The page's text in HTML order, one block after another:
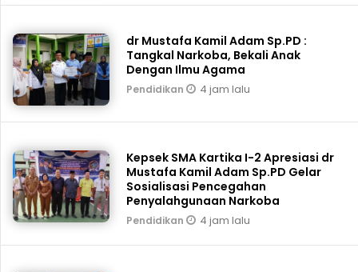
dr Mustafa Kamil Adam Sp.PD :
Tangkal Narkoba, Bekali Anak
Dengan Ilmu Agama
Pendidikan 4 jam lalu
Kepsek SMA Kartika I-2 Apresiasi dr
Mustafa Kamil Adam Sp.PD Gelar
Sosialisasi Pencegahan
Penyalahgunaan Narkoba
Pendidikan 4 jam lalu